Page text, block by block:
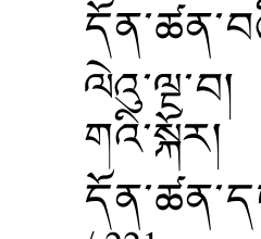
གའི་སྐོར།